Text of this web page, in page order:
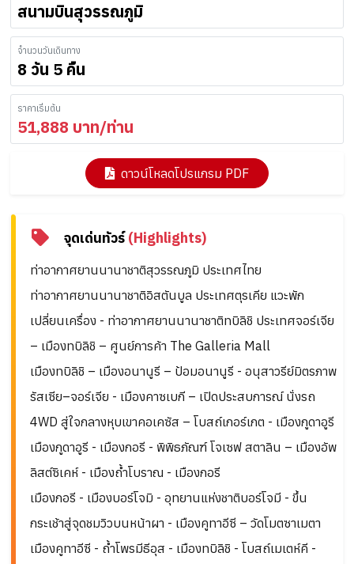
สนามบินสุวรรณภูมิ
จำนวนวันเดินทาง
8 วัน 5 คืน
ราคาเริ่มต้น
51,888 บาท/ท่าน
ดาวน์โหลดโปรแกรม PDF
จุดเด่นทัวร์(Highlights)
ท่าอากาศยานนานาชาติสุวรรณภูมิ ประเทศไทย
ท่าอากาศยานนานาชาติอิสตันบูล ประเทศตุรเคีย แวะพัก
เปลี่ยนเครื่อง - ท่าอากาศยานนานาชาติทบิลิชิ ประเทศจอร์เจีย
– เมืองทบิลิชิ – ศูนย์การค้า The Galleria Mall
เมืองทบิลิชิ – เมืองอนานูรี – ป้อมอนานูรี - อนุสาวรีย์มิตรภาพ
รัสเซีย–จอร์เจีย - เมืองคาซเบกี – เปิดประสบการณ์ นั่งรถ
4WD สู่ใจกลางหุบเขาคอเคซัส – โบสถ์เกอร์เกต - เมืองกูดาอูรี
เมืองกูดาอูรี - เมืองกอรี - พิพิธภัณฑ์ โจเซฟ สตาลิน – เมืองอัพ
ลิสต์ซิเคห์ - เมืองถ้ำโบราณ - เมืองกอรี
เมืองกอรี - เมืองบอร์โจมิ - อุทยานแห่งชาติบอร์โจมี - ขึ้น
กระเช้าสู่จุดชมวิวบนหน้าผา - เมืองคูทาอีซี – วัดโมตซาเมตา
เมืองคูทาอีซี - ถ้ำโพรมีธีอุส - เมืองทบิลิชิ - โบสถ์เมเตห์คี -